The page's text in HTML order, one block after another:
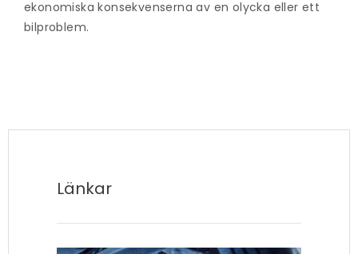
Länkar
ekonomiska konsekvenserna av en olycka eller ett
bilproblem.